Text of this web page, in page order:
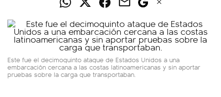
Este fue el decimoquinto ataque de Estados Unidos a una
embarcación cercana a las costas latinoamericanas y sin aportar
pruebas sobre la carga que transportaban.